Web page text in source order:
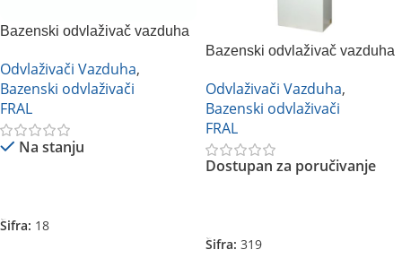
Bazenski odvlaživač vazduha
Odvlaživači Vazduha,
Bazenski odvlaživači
FRAL
Na stanju
Šifra: 18
Bazenski odvlaživač vazduha
Odvlaživači Vazduha,
Bazenski odvlaživači
FRAL
Dostupan za poručivanje
Šifra: 319